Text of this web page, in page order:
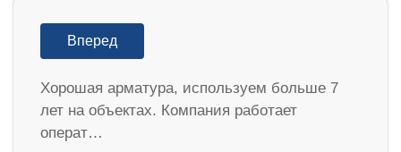
Вперед
Хорошая арматура, используем больше 7
лет на объектах. Компания работает
операт…